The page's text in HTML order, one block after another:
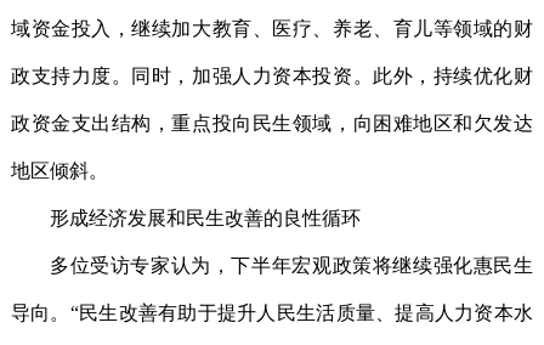
域资金投入，继续加大教育、医疗、养老、育儿等领域的财
政支持力度。同时，加强人力资本投资。此外，持续优化财
政资金支出结构，重点投向民生领域，向困难地区和欠发达
地区倾斜。
形成经济发展和民生改善的良性循环
多位受访专家认为，下半年宏观政策将继续强化惠民生
导向。“民生改善有助于提升人民生活质量、提高人力资本水